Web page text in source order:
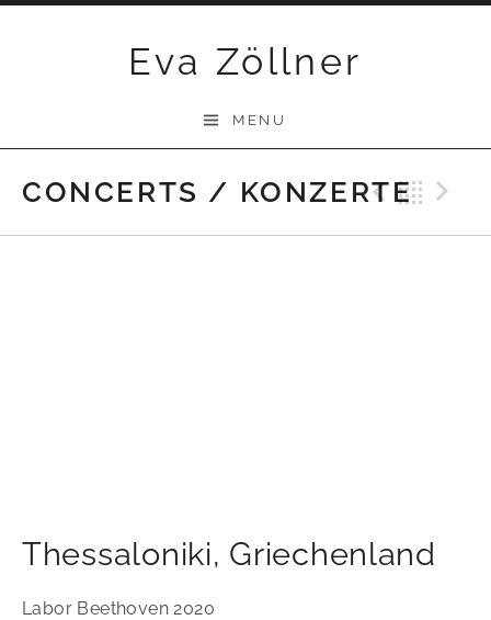
Eva Zöllner
MENU
CONCERTS / KONZERTE
Thessaloniki, Griechenland
Labor Beethoven 2020